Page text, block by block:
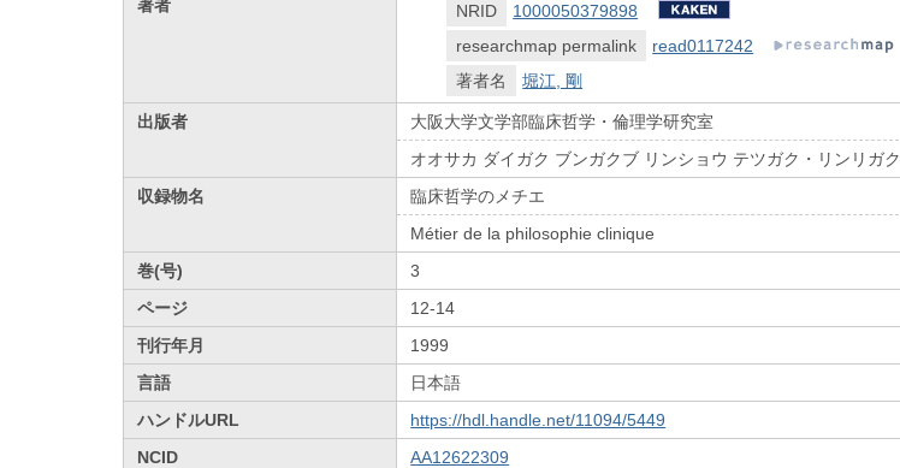
著者
NRID
1000050379898
researchmap permalink
read0117242
著者名
堀江, 剛
出版者
大阪大学文学部臨床哲学・倫理学研究室
オオサカ ダイガク ブンガクブ リンショウ テツガク・リンリガ
収録物名
臨床哲学のメチエ
Métier de la philosophie clinique
巻(号)
3
ページ
12-14
刊行年月
1999
言語
日本語
ハンドルURL
https://hdl.handle.net/11094/5449
NCID
AA12622309